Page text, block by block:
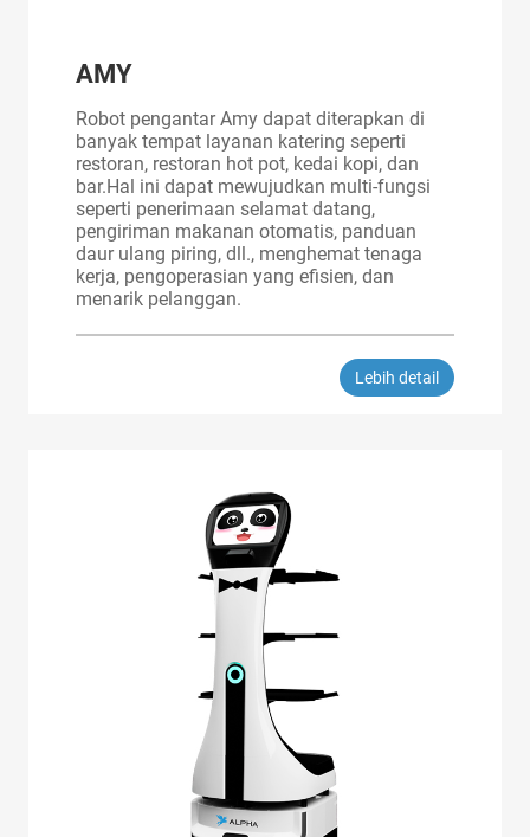
AMY
Robot pengantar Amy dapat diterapkan di
banyak tempat layanan katering seperti
restoran, restoran hot pot, kedai kopi, dan
bar.Hal ini dapat mewujudkan multi-fungsi
seperti penerimaan selamat datang,
pengiriman makanan otomatis, panduan
daur ulang piring, dll., menghemat tenaga
kerja, pengoperasian yang efisien, dan
menarik pelanggan.
Lebih detail